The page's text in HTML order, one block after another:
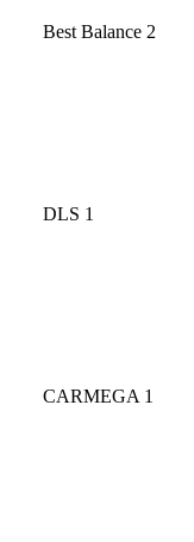
Best Balance 2
DLS 1
CARMEGA 1